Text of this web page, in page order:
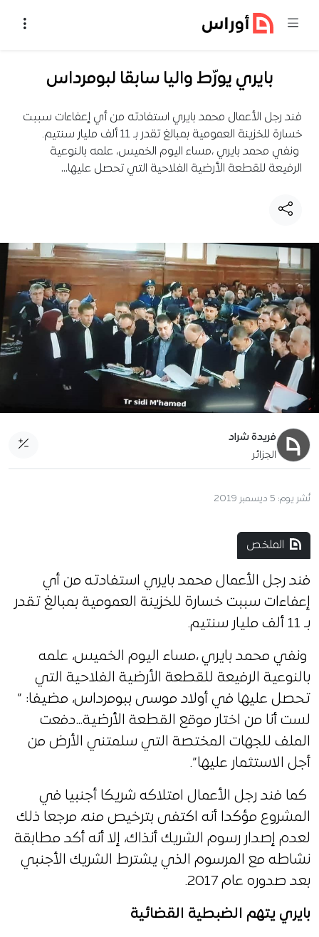
بايري يورّط واليا سابقا لبومرداس
فند رجل الأعمال محمد بايري استفادته من أي إعفاءات سببت
خسارة للخزينة العمومية بمبالغ تقدر بـ 11 ألف مليار سنتيم.
ونفي محمد بايري ،مساء اليوم الخميس، علمه بالنوعية
الرفيعة للقطعة الأرضية الفلاحية التي تحصل عليها…
فريدة شراد
الجزائر
نُشر يوم: 5 ديسمبر 2019
الملخص
فند رجل الأعمال محمد بايري استفادته من أي
إعفاءات سببت خسارة للخزينة العمومية بمبالغ تقدر
بـ 11 ألف مليار سنتيم.
ونفي محمد بايري ،مساء اليوم الخميس، علمه
بالنوعية الرفيعة للقطعة الأرضية الفلاحية التي
تحصل عليها في أولاد موسى ببومرداس، مضيفا: ”
لست أنا من اختار موقع القطعة الأرضية…دفعت
الملف للجهات المختصة التي سلمتني الأرض من
أجل الاستثمار عليها”.
كما فند رجل الأعمال امتلاكه شريكا أجنبيا في
المشروع مؤكدا أنه اكتفى بترخيص منه، مرجعا ذلك
لعدم إصدار رسوم الشريك أنذاك، إلا أنه أكد مطابقة
نشاطه مع المرسوم الذي يشترط الشريك الأجنبي
بعد صدوره عام 2017.
بايري يتهم الضبطية القضائية